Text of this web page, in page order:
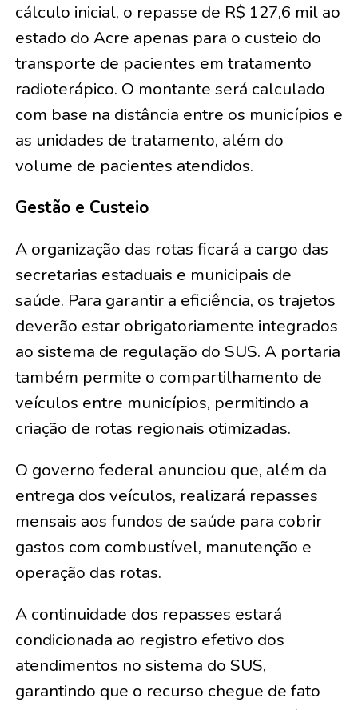
cálculo inicial, o repasse de R$ 127,6 mil ao
estado do Acre apenas para o custeio do
transporte de pacientes em tratamento
radioterápico. O montante será calculado
com base na distância entre os municípios e
as unidades de tratamento, além do
volume de pacientes atendidos.
Gestão e Custeio
A organização das rotas ficará a cargo das
secretarias estaduais e municipais de
saúde. Para garantir a eficiência, os trajetos
deverão estar obrigatoriamente integrados
ao sistema de regulação do SUS. A portaria
também permite o compartilhamento de
veículos entre municípios, permitindo a
criação de rotas regionais otimizadas.
O governo federal anunciou que, além da
entrega dos veículos, realizará repasses
mensais aos fundos de saúde para cobrir
gastos com combustível, manutenção e
operação das rotas.
A continuidade dos repasses estará
condicionada ao registro efetivo dos
atendimentos no sistema do SUS,
garantindo que o recurso chegue de fato